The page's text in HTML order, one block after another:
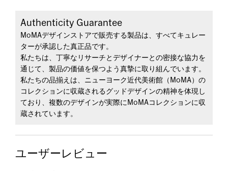
Authenticity Guarantee
MoMAデザインストアで販売する製品は、すべてキュレー
ターが承認した真正品です。
私たちは、丁寧なリサーチとデザイナーとの密接な協力を
通じて、製品の価値を保つよう真摯に取り組んでいます。
私たちの品揃えは、ニューヨーク近代美術館（MoMA）の
コレクションに収蔵されるグッドデザインの精神を体現し
ており、複数のデザインが実際にMoMAコレクションに収
蔵されています。
ユーザーレビュー